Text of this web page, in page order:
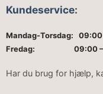
Kundeservice:
Mandag-Torsdag: 09:00
Fredag: 09:00 –
Har du brug for hjælp,